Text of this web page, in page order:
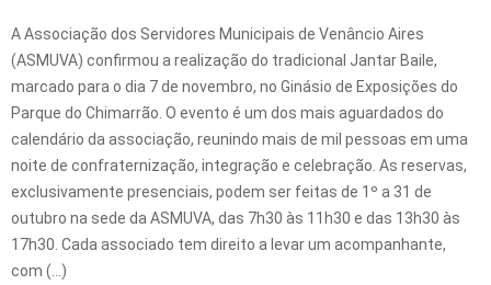
A Associação dos Servidores Municipais de Venâncio Aires
(ASMUVA) confirmou a realização do tradicional Jantar Baile,
marcado para o dia 7 de novembro, no Ginásio de Exposições do
Parque do Chimarrão. O evento é um dos mais aguardados do
calendário da associação, reunindo mais de mil pessoas em uma
noite de confraternização, integração e celebração. As reservas,
exclusivamente presenciais, podem ser feitas de 1º a 31 de
outubro na sede da ASMUVA, das 7h30 às 11h30 e das 13h30 às
17h30. Cada associado tem direito a levar um acompanhante,
com (...)